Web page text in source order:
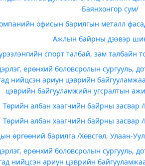
Баянхонгор сум/
офисын барилгын металл
Ажлын байрны дээвэр
спорт талбай, зам талбайн
ерөнхий боловсролын сургууль,
нийцсэн ариун цэврийн
цэврийн байгууламжийн угсралтын
Төрийн албан хаагчийн байрны засвар
Төрийн албан хаагчийн байрны засвар
өргөөний барилга /Хөвсгөл, Улаан-
ерөнхий боловсролын сургууль,
нийцсэн ариун цэврийн